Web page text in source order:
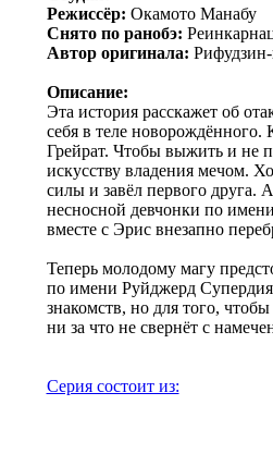
Режиссёр: Окамото Манабу
Снято по ранобэ:
Автор оригинала:
Описание:
Эта история расскажет об
себя в теле новорождённого.
Грейрат. Чтобы выжить и не
искусству владения мечом.
силы и завёл первого друга.
несносной девчонки по
вместе с Эрис внезапно
Теперь молодому магу
по имени Руйджерд
знакомств, но для того,
ни за что не свернёт с
Серия состоит из: